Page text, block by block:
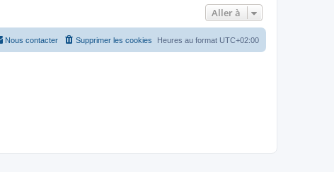
Aller à
Heures au format UTC+02:00
Supprimer les cookies
Nous contacter